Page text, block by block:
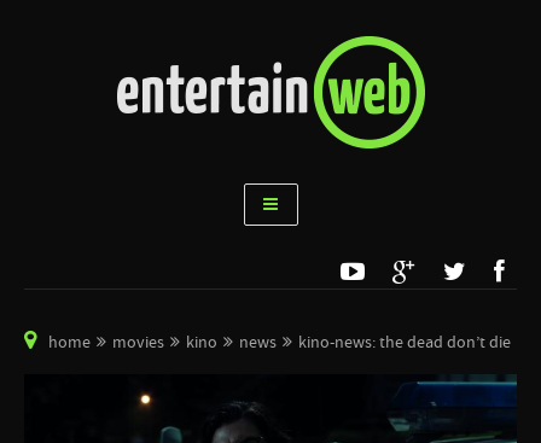
home movies kino news kino-news: the dead don’t die